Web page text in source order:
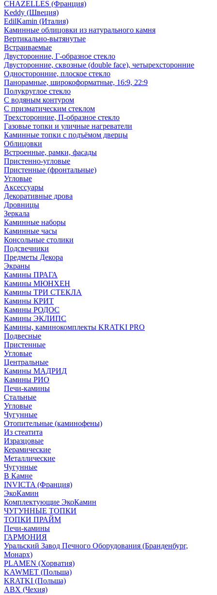
CHAZELLES (Франция)
Keddy (Швеция)
EdilKamin (Италия)
Каминные облицовки из натурального камня
Вертикально-вытянутые
Встраиваемые
Двусторонние, Г-образное стекло
Двусторонние, сквозные (double face), четырехсторонние
Односторонние, плоское стекло
Панорамные, широкоформатные, 16:9, 22:9
Полукруглое стекло
С водяным контуром
С призматическим стеклом
Трехсторонние, П-образное стекло
Газовые топки и уличные нагреватели
Каминные топки с подъёмом дверцы
Облицовки
Встроенные, рамки, фасады
Пристенно-угловые
Пристенные (фронтальные)
Угловые
Аксессуары
Декоративные дрова
Дровницы
Зеркала
Каминные наборы
Каминные часы
Консольные столики
Подсвечники
Предметы Декора
Экраны
Камины ПРАГА
Камины МЮНХЕН
Камины ТРИ СТЕКЛА
Камины КРИТ
Камины РОДОС
Камины ЭКЛИПС
Камины, каминокомплекты KRATKI PRO
Подвесные
Пристенные
Угловые
Центральные
Камины МАДРИД
Камины РИО
Печи-камины
Стальные
Угловые
Чугунные
Отопительные (каминофены)
Из стеатита
Изразцовые
Керамические
Металлические
Чугунные
В Камне
INVICTA (Франция)
ЭкоКамин
Комплектующие ЭкоКамин
ЧУГУННЫЕ ТОПКИ
ТОПКИ ПРАЙМ
Печи-камины
ГАРМОНИЯ
Уральский Завод Печного Оборудования (Бранденбург,
Монарх)
PLAMEN (Хорватия)
KAWMET (Польша)
KRATKI (Польша)
ABX (Чехия)